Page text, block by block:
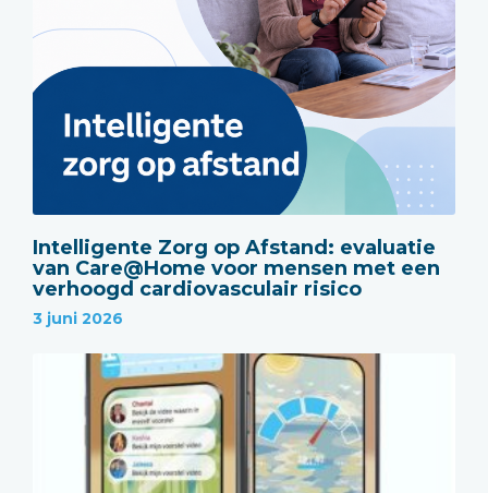
Intelligente Zorg op Afstand: evaluatie
van Care@Home voor mensen met een
verhoogd cardiovasculair risico
3 juni 2026